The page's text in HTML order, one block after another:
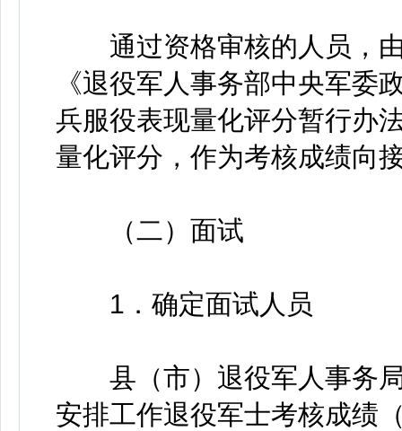
通过资格审核的人员，由
《退役军人事务部中央军委
兵服役表现量化评分暂行办
量化评分，作为考核成绩向
（二）面试
1．确定面试人员
县（市）退役军人事务局
安排工作退役军士考核成绩